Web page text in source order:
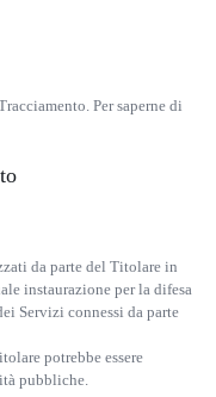
Per saperne di
da parte del Titolare in
instaurazione per la difesa
Servizi connessi da parte
potrebbe essere
pubbliche.